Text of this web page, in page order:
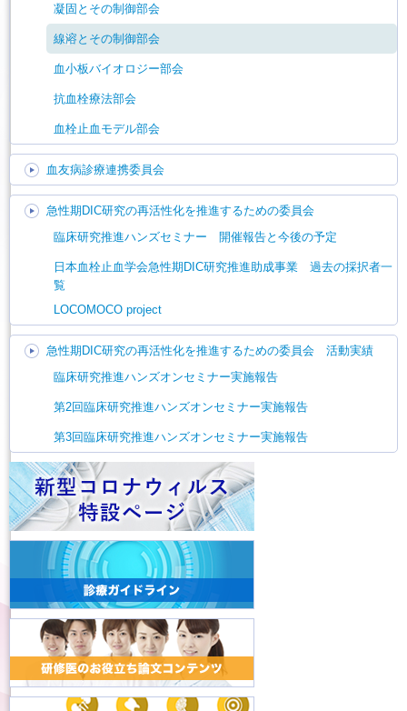
凝固とその制御部会
線溶とその制御部会
血小板バイオロジー部会
抗血栓療法部会
血栓止血モデル部会
血友病診療連携委員会
急性期DIC研究の再活性化を推進するための委員会
臨床研究推進ハンズセミナー 開催報告と今後の予定
日本血栓止血学会急性期DIC研究推進助成事業 過去の採択者一
覧
LOCOMOCO project
急性期DIC研究の再活性化を推進するための委員会 活動実績
臨床研究推進ハンズオンセミナー実施報告
第2回臨床研究推進ハンズオンセミナー実施報告
第3回臨床研究推進ハンズオンセミナー実施報告